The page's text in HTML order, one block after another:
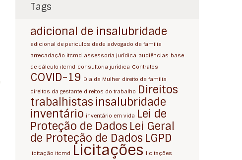
Tags
adicional de insalubridade
adicional de periculosidade advogado da família
arrecadação itcmd assessoria jurídica audiências base
de cálculo itcmd consultoria jurídica Contratos
COVID-19 Dia da Mulher direito da família
direitos da gestante direitos do trabalho Direitos
trabalhistas insalubridade
inventário inventário em vida Lei de
Proteção de Dados Lei Geral
de Proteção de Dados LGPD
licitação itcmd Licitações licitações